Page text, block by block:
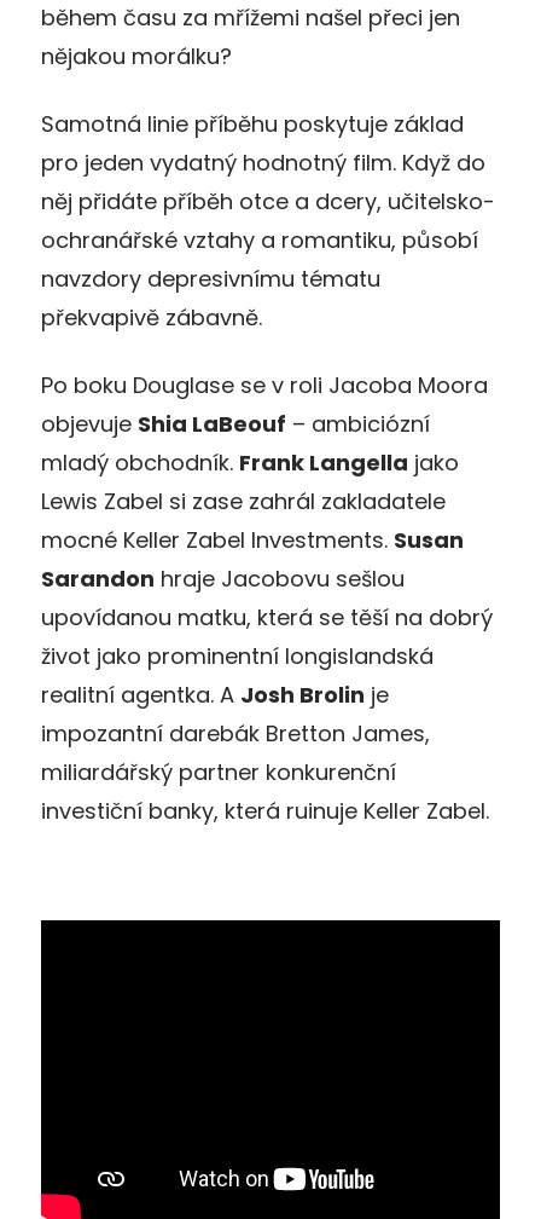
během času za mřížemi našel přeci jen
nějakou morálku?
Samotná linie příběhu poskytuje základ
pro jeden vydatný hodnotný film. Když do
něj přidáte příběh otce a dcery, učitelsko-
ochranářské vztahy a romantiku, působí
navzdory depresivnímu tématu
překvapivě zábavně.
Po boku Douglase se v roli Jacoba Moora
objevuje Shia LaBeouf – ambiciózní
mladý obchodník. Frank Langella jako
Lewis Zabel si zase zahrál zakladatele
mocné Keller Zabel Investments. Susan
Sarandon hraje Jacobovu sešlou
upovídanou matku, která se těší na dobrý
život jako prominentní longislandská
realitní agentka. A Josh Brolin je
impozantní darebák Bretton James,
miliardářský partner konkurenční
investiční banky, která ruinuje Keller Zabel.